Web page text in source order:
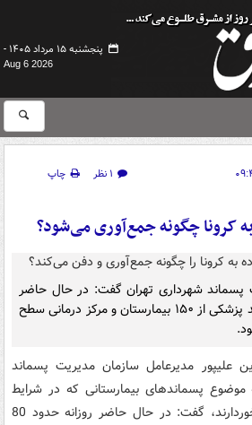
پنجشنبه ۱۵ مرداد ۱۴۰۵ -
Aug 6 2026
۱ نظر
چاپ
کرونا چگونه جمع‌آوری می‌شود؟
پسماند شهرداری تهران گفت: در حال حاضر
روزانه حدود ۸۰ تن پسماند پزشکی از ۱۵۰ بیمارستان و مرکز درمانی سطح
علیپور مدیرعامل سازمان مدیریت پسماند
موضوع پسماندهای بیمارستانی که در شرایط
فعلی از اهمیت ویژه‌ای برخوردارند، گفت: در حال حاضر روزانه حدود 80